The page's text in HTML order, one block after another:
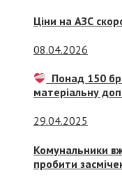
Ціни на АЗС
08.04.2026
Понад 150
матеріальну
29.04.2025
Комунальники
пробити